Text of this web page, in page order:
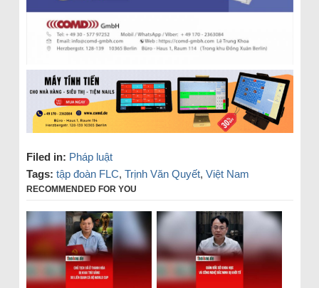
Filed in: Pháp luật
Tags: tập đoàn FLC, Trịnh Văn Quyết, Việt Nam
RECOMMENDED FOR YOU